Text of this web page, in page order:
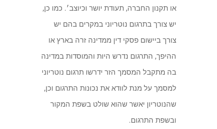
או תקנון החברה, תעודת יושר וכיוצב׳. כמו כן,
יש צורך בתרגום נוטריוני במקרים בהם יש
צורך ביישום פסקי דין ממדינה זרה בארץ או
ההיפך, התרגום נדרש היות והמוסדות במדינה
בה מתקבל המסמך הזר ידרשו תרגום נוטריוני
למסמך על מנת לוודא את נכונות התרגום וכן,
שהנוטריון יאשר שהוא שולט בשפת המקור
ובשפת התרגום.